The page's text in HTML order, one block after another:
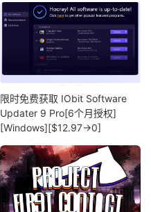
限时免费获取 IObit Software
Updater 9 Pro[6个月授权]
[Windows][$12.97→0]